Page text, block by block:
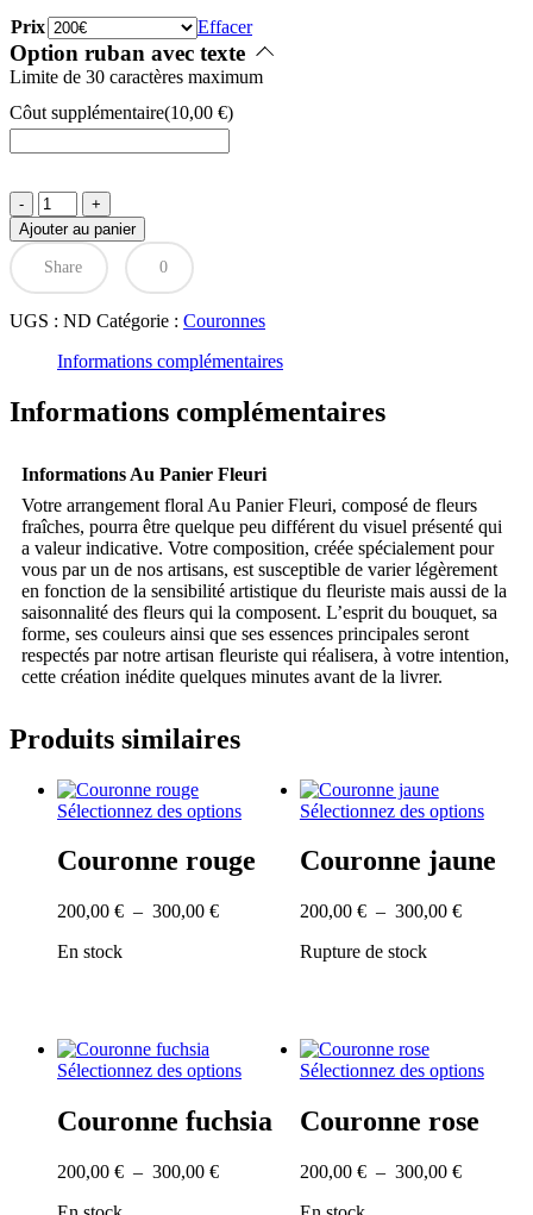
300,00 €
Prix Effacer
Option ruban avec texte
Limite de 30 caractères maximum
Côut supplémentaire(10,00 €)
quantité
de
Couronne
blanche
Ajouter au panier
Share 0
UGS : ND Catégorie : Couronnes
Informations complémentaires
Informations complémentaires
Informations Au Panier Fleuri
Votre arrangement floral Au Panier Fleuri, composé de fleurs
fraîches, pourra être quelque peu différent du visuel présenté qui
a valeur indicative. Votre composition, créée spécialement pour
vous par un de nos artisans, est susceptible de varier légèrement
en fonction de la sensibilité artistique du fleuriste mais aussi de la
saisonnalité des fleurs qui la composent. L’esprit du bouquet, sa
forme, ses couleurs ainsi que ses essences principales seront
respectés par notre artisan fleuriste qui réalisera, à votre intention,
cette création inédite quelques minutes avant de la livrer.
Produits similaires
Sélectionnez des optionsCe
a
plusieurs
page
produit
Couronne rouge
200,00 € – 300,00 €Plage
En stock
Sélectionnez des optionsCe
a
page
Couronne jaune
200,00 € – 300,00 €Plage
Rupture de stock
Sélectionnez des optionsCe
plusieurs
Couronne fuchsia
200,00 € – 300,00 €Plage
Sélectionnez des optionsCe
Couronne rose
200,00 € – 300,00 €Plage